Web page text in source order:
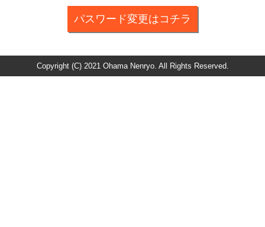
パスワード変更はコチラ
Copyright (C) 2021 Ohama Nenryo. All Rights Reserved.